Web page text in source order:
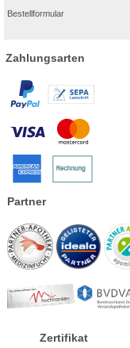
Bestellformular
Zahlungsarten
Partner
Zertifikat